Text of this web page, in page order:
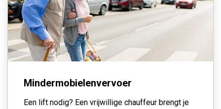
Mindermobielenvervoer
Een lift nodig? Een vrijwillige chauffeur brengt je